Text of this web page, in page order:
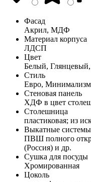
Фасад
Акрил, МДФ
Материал корпуса
ЛДСП
Цвет
Белый,
Стиль
Евро,
Стеновая панель
ХДФ в цвет
Столешница
пластиковая; из
Выкатные системы
ПВШ полного
(Россия) и др.
Сушка для посуды
Хромированная
Цоколь